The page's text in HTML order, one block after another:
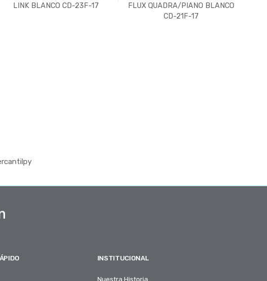
LINK BLANCO CD-23F-17
FLUX QUADRA/PIANO BLANCO
CD-21F-17
INSTITUCIONAL
Nuestra Historia